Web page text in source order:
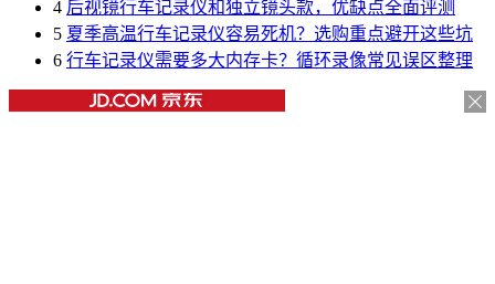
4 后视镜行车记录仪和独立镜头款，优缺点全面评测
5 夏季高温行车记录仪容易死机？选购重点避开这些坑
6 行车记录仪需要多大内存卡？循环录像常见误区整理